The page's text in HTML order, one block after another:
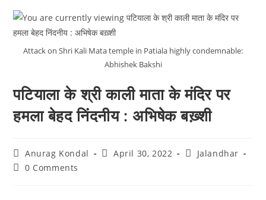
Attack on Shri Kali Mata temple in Patiala highly condemnable:
Abhishek Bakshi
पटियाला के श्री काली माता के मंदिर पर
हमला बेहद निंदनीय : अभिषेक बख़्शी
Anurag Kondal April 30, 2022
Jalandhar
0 Comments